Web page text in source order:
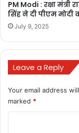
PM Modi : रक्षा मंत्री
सिंह ने दी पीएम मोदी
July 9, 2025
Leave a Reply
Your email address
marked *